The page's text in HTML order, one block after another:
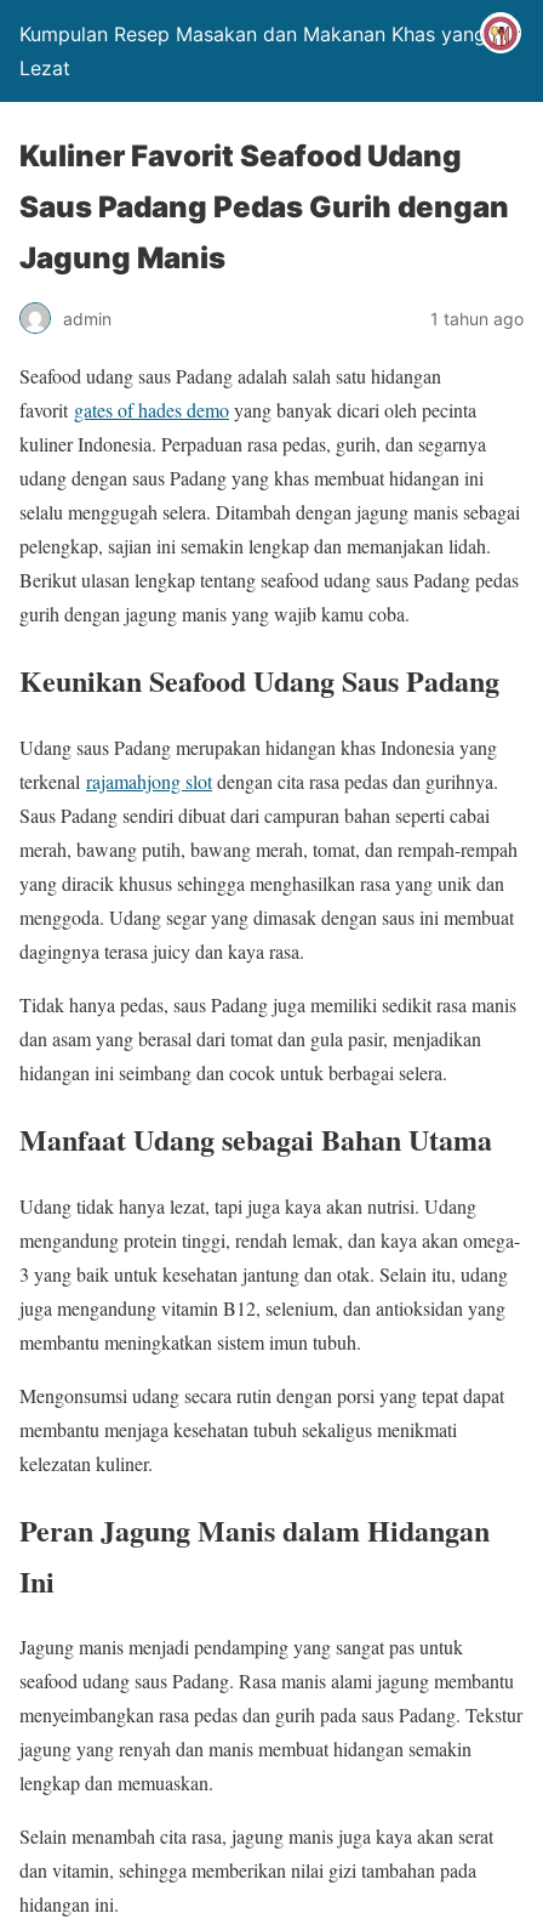
Kumpulan Resep Masakan dan Makanan Khas yang
Lezat
Kuliner Favorit Seafood Udang
Saus Padang Pedas Gurih dengan
Jagung Manis
admin 1 tahun ago
Seafood udang saus Padang adalah salah satu hidangan
favorit gates of hades demoyang banyak dicari oleh pecinta
kuliner Indonesia. Perpaduan rasa pedas, gurih, dan segarnya
udang dengan saus Padang yang khas membuat hidangan ini
selalu menggugah selera. Ditambah dengan jagung manis sebagai
pelengkap, sajian ini semakin lengkap dan memanjakan lidah.
Berikut ulasan lengkap tentang seafood udang saus Padang pedas
gurih dengan jagung manis yang wajib kamu coba.
Keunikan Seafood Udang Saus Padang
Udang saus Padang merupakan hidangan khas Indonesia yang
terkenal rajamahjong slotdengan cita rasa pedas dan gurihnya.
Saus Padang sendiri dibuat dari campuran bahan seperti cabai
merah, bawang putih, bawang merah, tomat, dan rempah-rempah
yang diracik khusus sehingga menghasilkan rasa yang unik dan
menggoda. Udang segar yang dimasak dengan saus ini membuat
dagingnya terasa juicy dan kaya rasa.
Tidak hanya pedas, saus Padang juga memiliki sedikit rasa manis
dan asam yang berasal dari tomat dan gula pasir, menjadikan
hidangan ini seimbang dan cocok untuk berbagai selera.
Manfaat Udang sebagai Bahan Utama
Udang tidak hanya lezat, tapi juga kaya akan nutrisi. Udang
mengandung protein tinggi, rendah lemak, dan kaya akan omega-
3 yang baik untuk kesehatan jantung dan otak. Selain itu, udang
juga mengandung vitamin B12, selenium, dan antioksidan yang
membantu meningkatkan sistem imun tubuh.
Mengonsumsi udang secara rutin dengan porsi yang tepat dapat
membantu menjaga kesehatan tubuh sekaligus menikmati
kelezatan kuliner.
Peran Jagung Manis dalam Hidangan
Ini
Jagung manis menjadi pendamping yang sangat pas untuk
seafood udang saus Padang. Rasa manis alami jagung membantu
menyeimbangkan rasa pedas dan gurih pada saus Padang. Tekstur
jagung yang renyah dan manis membuat hidangan semakin
lengkap dan memuaskan.
Selain menambah cita rasa, jagung manis juga kaya akan serat
dan vitamin, sehingga memberikan nilai gizi tambahan pada
hidangan ini.